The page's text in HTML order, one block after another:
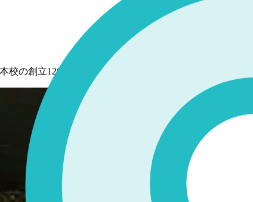
校の創立120周年の記念式典を挙行しました。